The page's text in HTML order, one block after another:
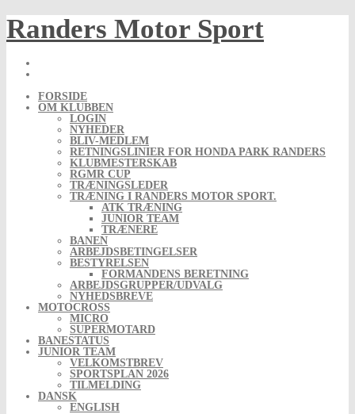
Skip
to
content
Randers Motor Sport
FORSIDE
OM KLUBBEN
LOGIN
NYHEDER
BLIV-MEDLEM
RETNINGSLINIER FOR HONDA PARK RANDERS
KLUBMESTERSKAB
RGMR CUP
TRÆNINGSLEDER
TRÆNING I RANDERS MOTOR SPORT.
ATK TRÆNING
JUNIOR TEAM
TRÆNERE
BANEN
ARBEJDSBETINGELSER
BESTYRELSEN
FORMANDENS BERETNING
ARBEJDSGRUPPER/UDVALG
NYHEDSBREVE
MOTOCROSS
MICRO
SUPERMOTARD
BANESTATUS
JUNIOR TEAM
VELKOMSTBREV
SPORTSPLAN 2026
TILMELDING
DANSK
ENGLISH